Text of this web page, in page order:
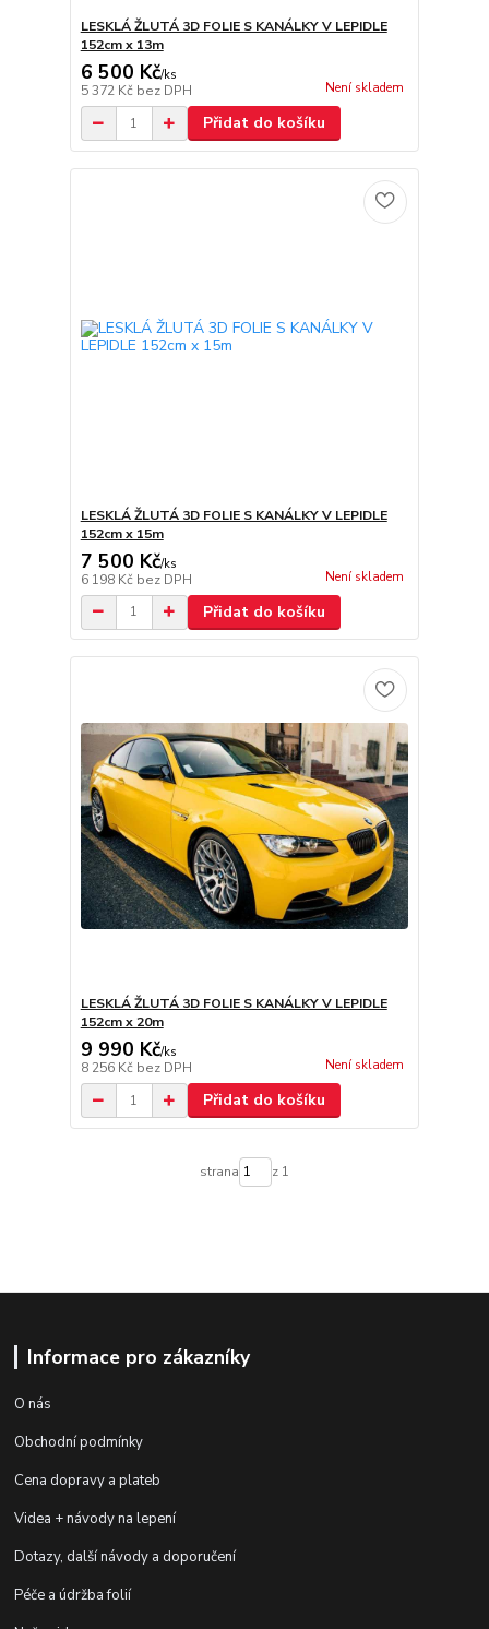
LESKLÁ ŽLUTÁ 3D FOLIE S KANÁLKY V LEPIDLE
152cm x 13m
6 500 Kč/ks
5 372 Kč bez DPH Není skladem
Přidat do košíku
LESKLÁ ŽLUTÁ 3D FOLIE S KANÁLKY V LEPIDLE
152cm x 15m
7 500 Kč/ks
6 198 Kč bez DPH Není skladem
Přidat do košíku
LESKLÁ ŽLUTÁ 3D FOLIE S KANÁLKY V LEPIDLE
152cm x 20m
9 990 Kč/ks
8 256 Kč bez DPH Není skladem
Přidat do košíku
strana z 1
Informace pro zákazníky
O nás
Obchodní podmínky
Cena dopravy a plateb
Videa + návody na lepení
Dotazy, další návody a doporučení
Péče a údržba folií